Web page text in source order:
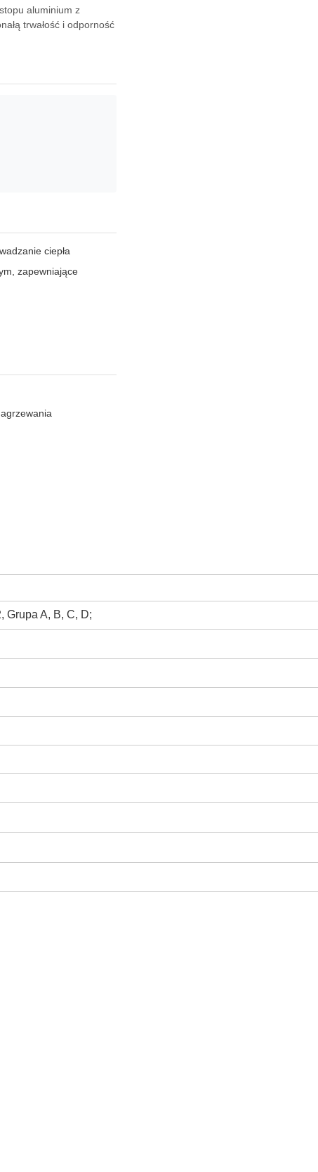
aluminium z
trwałość i odporność
ciepła
zapewniające
Grupa A, B, C, D;